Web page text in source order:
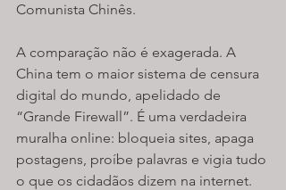
Comunista Chinês.
A comparação não é exagerada. A
China tem o maior sistema de censura
digital do mundo, apelidado de
“Grande Firewall”. É uma verdadeira
muralha online: bloqueia sites, apaga
postagens, proíbe palavras e vigia tudo
o que os cidadãos dizem na internet.